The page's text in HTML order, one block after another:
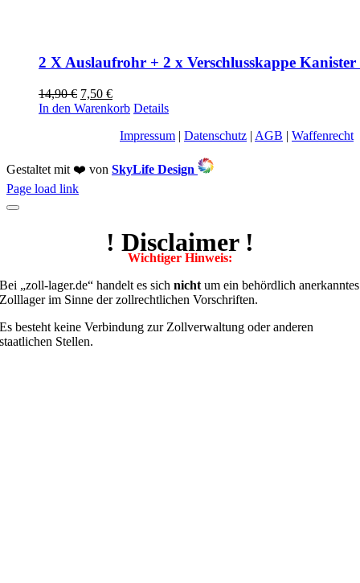
2 X Auslaufrohr + 2 x Verschlusskappe
14,90€ Ursprünglicher
Preis
7,50 €Aktueller
Preis
7,50 €.
In den Warenkorb Details
Impressum | Datenschutz | AGB | Waffenrecht
Gestaltet mit ❤️ von SkyLife Design
Toggle
Sliding
Page load link
! Disclaimer !
Wichtiger Hinweis:
Bei „zoll-lager.de“ handelt es sichnicht um ein behördlich anerkanntes
Zolllager im Sinne der zollrechtlichen Vorschriften.
Es besteht keine Verbindung zur Zollverwaltung oder anderen
staatlichen Stellen.